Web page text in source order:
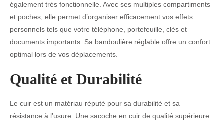
également très fonctionnelle. Avec ses multiples compartiments
et poches, elle permet d’organiser efficacement vos effets
personnels tels que votre téléphone, portefeuille, clés et
documents importants. Sa bandoulière réglable offre un confort
optimal lors de vos déplacements.
Qualité et Durabilité
Le cuir est un matériau réputé pour sa durabilité et sa
résistance à l’usure. Une sacoche en cuir de qualité supérieure